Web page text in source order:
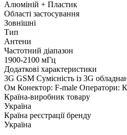
Алюміній + Пластик
Області застосування
Зовнішні
Тип
Антени
Частотний діапазон
1900-2100 мГц
Додаткові характеристики
3G GSM Сумісність із 3G
Ом Конектор: F-male Оператори:
Країна-виробник товару
Україна
Країна реєстрації бренду
Україна